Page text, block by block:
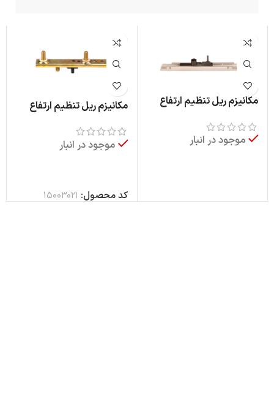
مکانیزم ریل تنظیم ارتفاع
موجود در انبار
مکانیزم ریل تنظیم ارتفاع
موجود در انبار
کد محصول: 15003021